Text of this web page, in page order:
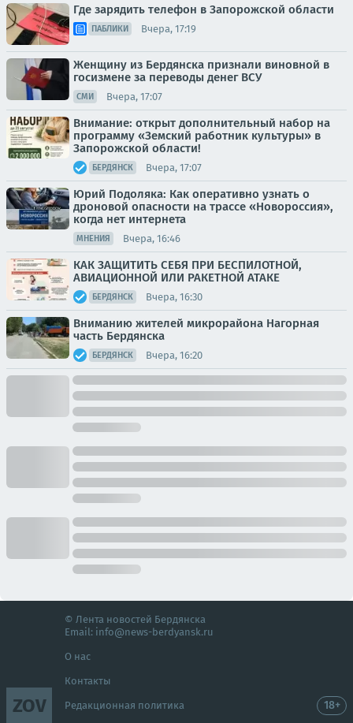
Где зарядить телефон в Запорожской области
ПАБЛИКИ Вчера, 17:19
Женщину из Бердянска признали виновной в
госизмене за переводы денег ВСУ
СМИ Вчера, 17:07
Внимание: открыт дополнительный набор на
программу «Земский работник культуры» в
Запорожской области!
БЕРДЯНСК Вчера, 17:07
Юрий Подоляка: Как оперативно узнать о
дроновой опасности на трассе «Новороссия»,
когда нет интернета
МНЕНИЯ Вчера, 16:46
КАК ЗАЩИТИТЬ СЕБЯ ПРИ БЕСПИЛОТНОЙ,
АВИАЦИОННОЙ ИЛИ РАКЕТНОЙ АТАКЕ
БЕРДЯНСК Вчера, 16:30
Вниманию жителей микрорайона Нагорная
часть Бердянска
БЕРДЯНСК Вчера, 16:20
ZOV
© Лента новостей Бердянска
Email: info@news-berdyansk.ru
О нас
Контакты
Редакционная политика 18+